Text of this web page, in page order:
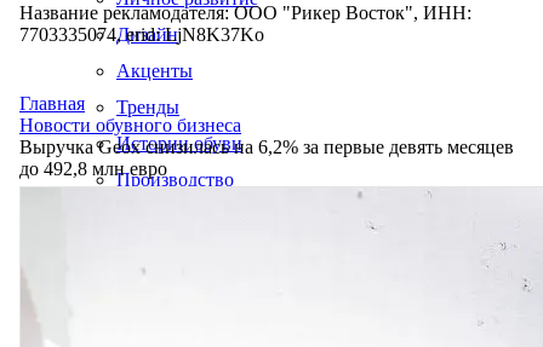
Дизайн
Акценты
Тренды
Истории обуви
Производство
Название рекламодателя: ООО "Рикер Восток", ИНН:
7703335074, erid: LjN8K37Ko
Главная
Новости обувного бизнеса
Выручка Geox снизилась на 6,2% за первые девять месяцев
до 492,8 млн евро